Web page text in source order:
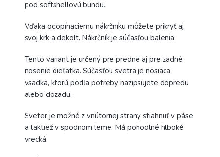
pod softshellovú bundu.
Vďaka odopínaciemu nákrčníku môžete prikryť aj
svoj krk a dekolt. Nákrčník je súčasťou balenia.
Tento variant je určený pre predné aj pre zadné
nosenie dieťatka. Súčasťou svetra je nosiaca
vsadka, ktorú podľa potreby nazipsujete dopredu
alebo dozadu.
Sveter je možné z vnútornej strany stiahnuť v páse
a taktiež v spodnom leme. Má pohodlné hlboké
vrecká.